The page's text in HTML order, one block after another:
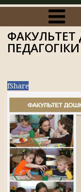
ФАКУЛЬТЕТ
fShare